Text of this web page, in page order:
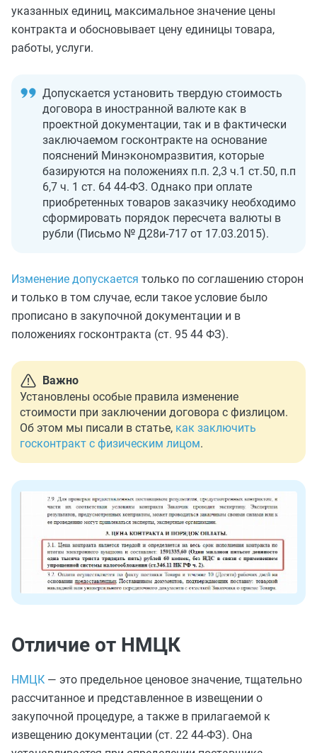
указанных единиц, максимальное значение цены
контракта и обосновывает цену единицы товара,
работы, услуги.
Допускается установить твердую стоимость
договора в иностранной валюте как в
проектной документации, так и в фактически
заключаемом госконтракте на основание
пояснений Минэкономразвития, которые
базируются на положениях п.п. 2,3 ч.1 ст.50, п.п
6,7 ч. 1 ст. 64 44-ФЗ. Однако при оплате
приобретенных товаров заказчику необходимо
сформировать порядок пересчета валюты в
рубли (Письмо № Д28и-717 от 17.03.2015).
Изменение допускается только по соглашению сторон
и только в том случае, если такое условие было
прописано в закупочной документации и в
положениях госконтракта (ст. 95 44 ФЗ).
Важно
Установлены особые правила изменение
стоимости при заключении договора с физлицом.
Об этом мы писали в статье, как заключить
госконтракт с физическим лицом.
Отличие от НМЦК
НМЦК — это предельное ценовое значение, тщательно
рассчитанное и представленное в извещении о
закупочной процедуре, а также в прилагаемой к
извещению документации (ст. 22 44-ФЗ). Она